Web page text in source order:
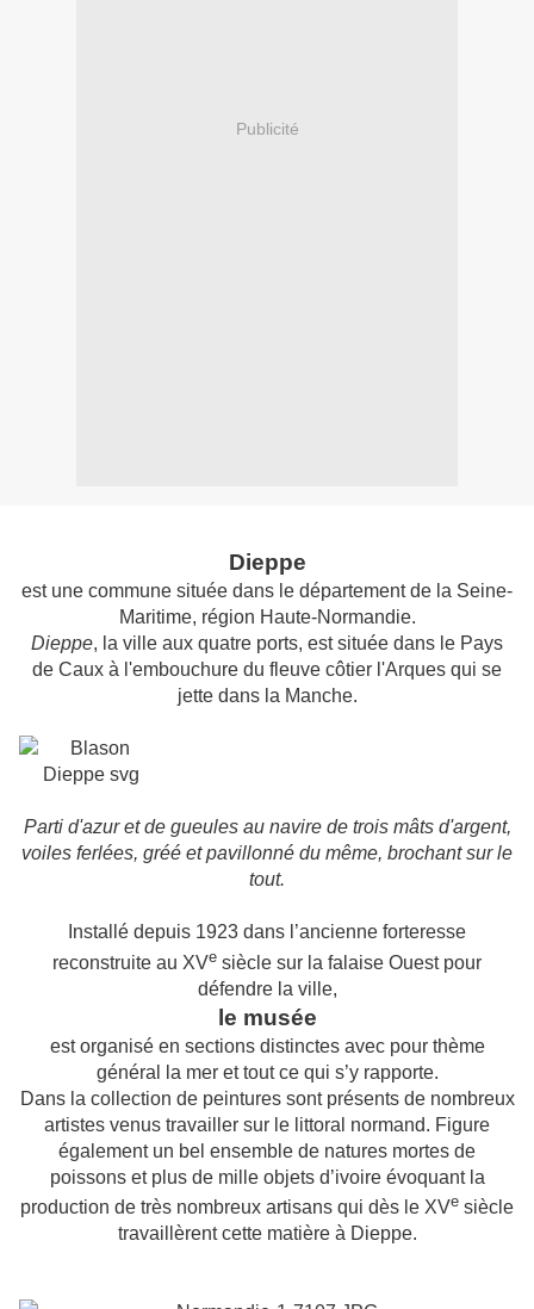
Publicité
Dieppe
est une commune située dans le département de la Seine-
Maritime, région Haute-Normandie.
Dieppe, la ville aux quatre ports, est située dans le Pays
de Caux à l'embouchure du fleuve côtier l'Arques qui se
jette dans la Manche.
Parti d'azur et de gueules au navire de trois mâts d'argent,
voiles ferlées, gréé et pavillonné du même, brochant sur le
tout.
Installé depuis 1923 dans l’ancienne forteresse
reconstruite au XVe siècle sur la falaise Ouest pour
défendre la ville,
le musée
est organisé en sections distinctes avec pour thème
général la mer et tout ce qui s’y rapporte.
Dans la collection de peintures sont présents de nombreux
artistes venus travailler sur le littoral normand. Figure
également un bel ensemble de natures mortes de
poissons et plus de mille objets d’ivoire évoquant la
production de très nombreux artisans qui dès le XVe siècle
travaillèrent cette matière à Dieppe.